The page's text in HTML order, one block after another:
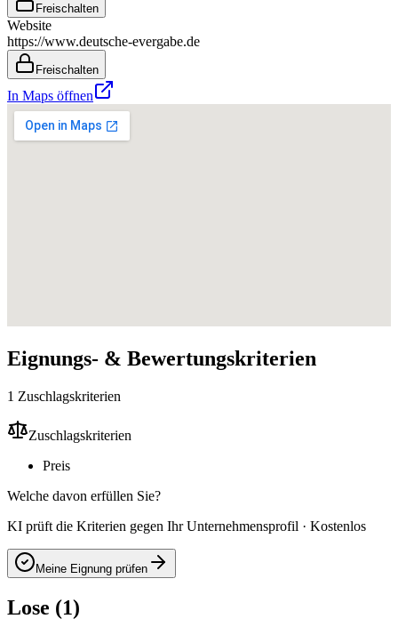
Freischalten
Website
https://www.deutsche-evergabe.de
Freischalten
In Maps öffnen
Eignungs- & Bewertungskriterien
1 Zuschlagskriterien
Zuschlagskriterien
Preis
Welche davon erfüllen Sie?
KI prüft die Kriterien gegen Ihr Unternehmensprofil · Kostenlos
Meine Eignung prüfen
Lose (1)